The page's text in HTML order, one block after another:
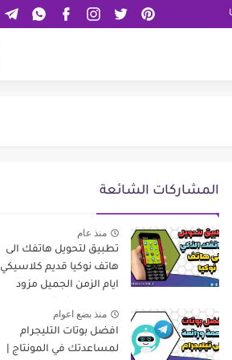
المشاركات الشائعة
منذ عام
تطبيق لتحويل هاتفك الى
هاتف نوكيا قديم كلاسيكي
ايام الزمن الجميل مزود
منذ بضع اعوام
افضل بوتات التليجرام
لمساعدتك في المونتاج |